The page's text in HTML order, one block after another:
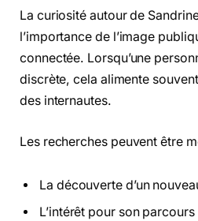
La curiosité autour de
l’importance de l’image
connectée. Lorsqu’une
discrète, cela alimente
des internautes.
Les recherches peuvent être
La découverte d’un
L’intérêt pour son parcours